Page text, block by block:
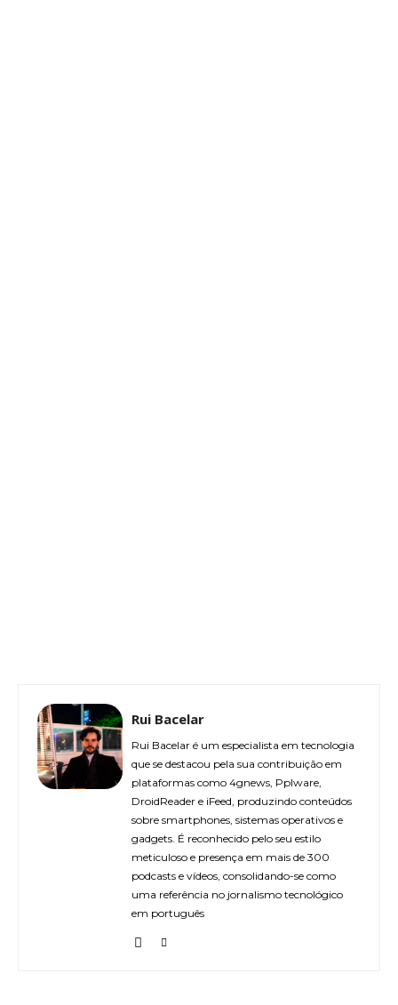
Rui Bacelar
Rui Bacelar é um especialista em tecnologia
que se destacou pela sua contribuição em
plataformas como 4gnews, Pplware,
DroidReader e iFeed, produzindo conteúdos
sobre smartphones, sistemas operativos e
gadgets. É reconhecido pelo seu estilo
meticuloso e presença em mais de 300
podcasts e vídeos, consolidando-se como
uma referência no jornalismo tecnológico
em português